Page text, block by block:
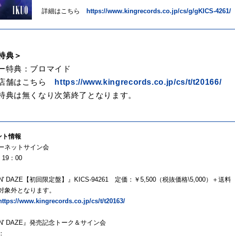
詳細はこちら https://www.kingrecords.co.jp/cs/g/gKICS-4261/
典＞
特典：ブロマイド
舗はこちら
https://www.kingrecords.co.jp/cs/t/t20166/
典は無くなり次第終了となります。
ト情報
ネットサイン会
19：00
DAZE【初回限定盤】』KICS-94261 定価：￥5,500（税抜価格\5,000）＋送料
外となります。
www.kingrecords.co.jp/cs/t/t20163/
DAZE』発売記念トーク＆サイン会